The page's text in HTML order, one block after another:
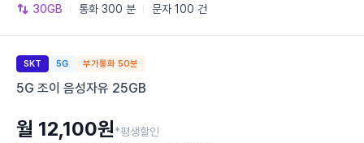
30GB 통화 300 분 문자 100 건
SKT 5G 부가통화 50분
5G 조이 음성자유 25GB
월 12,100원*평생할인